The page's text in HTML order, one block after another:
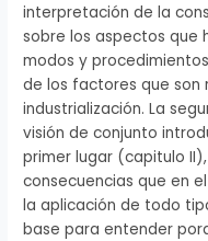
interpretación de la
sobre los aspectos que
modos y
de los factores que son
industrialización. La
visión de conjunto
primer lugar (capitulo
consecuencias que en
la aplicación de todo
base para entender